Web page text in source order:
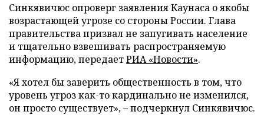
Синкявичюс опроверг заявления Каунаса о якобы
возрастающей угрозе со стороны России. Глава
правительства призвал не запугивать население
и тщательно взвешивать распространяемую
информацию, передаетРИА «Новости».
«Я хотел бы заверить общественность в том, что
уровень угроз как-то кардинально не изменился,
он просто существует», – подчеркнул Синкявичюс.